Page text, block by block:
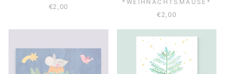
€2,00
*WEIHNACHTSMÄUSE*
€2,00